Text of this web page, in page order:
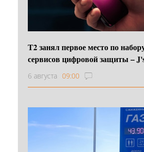
Т2 занял первое место по
сервисов цифровой защиты –
6 августа 09:00